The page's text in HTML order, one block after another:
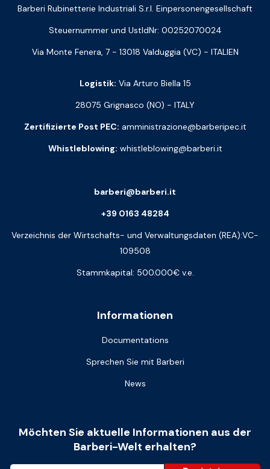
Barberi Rubinetterie Industriali S.r.l. Einpersonengesellschaft
Steuernummer und UstIdNr: 00252070024
Via Monte Fenera, 7 - 13018 Valduggia (VC) - ITALIEN
Logistik: Via Arturo Biella 15
28075 Grignasco (NO) - ITALY
Zertifizierte Post PEC: amministrazione@barberipec.it
Whistleblowing: whistleblowing@barberi.it
Informationen
Documentations
Sprechen Sie mit Barberi
News
barberi@barberi.it
+39 0163 48284
Verzeichnis der Wirtschafts- und Verwaltungsdaten (REA):VC-
109508
Stammkapital: 500.000€ v.e.
Möchten Sie aktuelle Informationen aus der
Barberi-Welt erhalten?